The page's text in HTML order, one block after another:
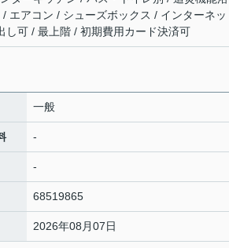
エアコン / シューズボックス / インターネッ
可 / 最上階 / 初期費用カード決済可
一般
-
-
68519865
2026年08月07日